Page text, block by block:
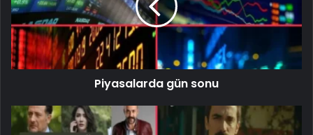
Piyasalarda gün sonu